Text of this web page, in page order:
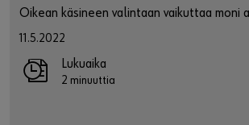
Oikean käsineen valintaan vaikuttaa moni
11.5.2022
Lukuaika
2 minuuttia